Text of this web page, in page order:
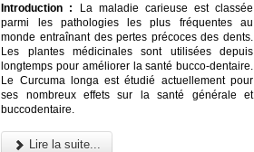
Introduction :
La maladie carieuse est classée
parmi les pathologies les plus fréquentes au
monde entraînant des pertes précoces des dents.
Les plantes médicinales sont utilisées depuis
longtemps pour améliorer la santé bucco-dentaire.
Le Curcuma longa est étudié actuellement pour
ses nombreux effets sur la santé générale et
buccodentaire.
Lire la suite...